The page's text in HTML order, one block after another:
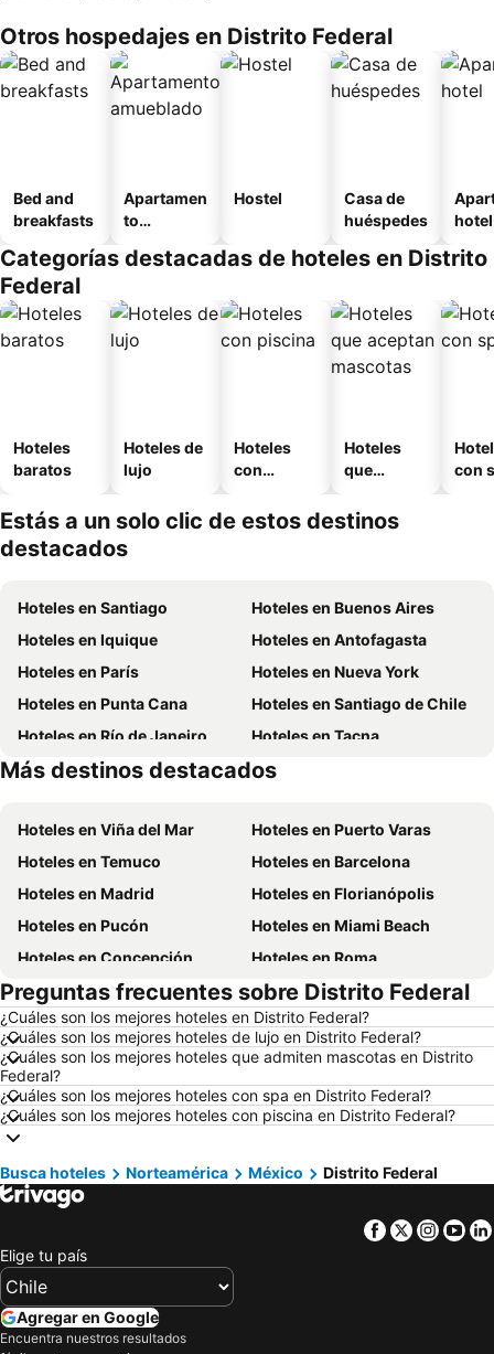
Otros hospedajes en Distrito Federal
Bed and
breakfasts
Apartamen
to
o
Hostel
Casa de
huéspedes
hotel
Categorías destacadas de hoteles en Distrito
Federal
Hoteles
baratos
Hoteles de
lujo
Hoteles
con
Hoteles
que
mascotas
con
Estás a un solo clic de estos destinos
destacados
Hoteles en Santiago
Hoteles en Buenos Aires
Hoteles en Iquique
Hoteles en Antofagasta
Hoteles en París
Hoteles en Nueva York
Hoteles en Punta Cana
Hoteles en Santiago de Chile
Hoteles en Río de Janeiro
Hoteles en Tacna
Hoteles en Aruba
Hoteles en Brasil
Más destinos destacados
Hoteles en Viña del Mar
Hoteles en Puerto Varas
Hoteles en Temuco
Hoteles en Barcelona
Hoteles en Madrid
Hoteles en Florianópolis
Hoteles en Pucón
Hoteles en Miami Beach
Hoteles en Concepción
Hoteles en Roma
Hoteles en La Serena
Hoteles en Puerto Montt
Hoteles en Lima
Hoteles en Valdivia
Hoteles en San Andrés
Hoteles en Búzios
Hoteles en Chillán
Hoteles en Arica
Hoteles en Curazao
Hoteles en Chile
Hoteles en Isla de Pascua
Hoteles en Asunción
Hoteles en Cerdeña
Hoteles en Provincia de Osorno
Hoteles en Jamaica
Hoteles en Lacio
Hoteles en Región de Arica y Parinacota
Hoteles en Colombia
Preguntas frecuentes sobre Distrito Federal
¿Cuáles son los mejores hoteles en Distrito Federal?
¿Cuáles son los mejores hoteles de lujo en Distrito Federal?
¿Cuáles son los mejores hoteles que admiten mascotas en Distrito
Federal?
¿Cuáles son los mejores hoteles con spa en Distrito Federal?
¿Cuáles son los mejores hoteles con piscina en Distrito Federal?
Busca hoteles Norteamérica México Distrito Federal
Facebook
Twitter
Elige tu país
Agregar en Google
Encuentra nuestros resultados